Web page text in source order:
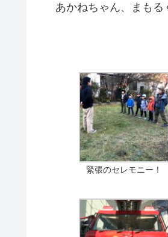
あかねちゃん、まもる
曽
緊張のセレモニー！